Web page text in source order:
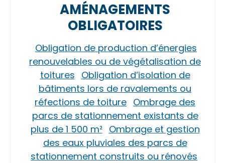
AMÉNAGEMENTS
OBLIGATOIRES
Obligation de production d’énergies
renouvelables ou de végétalisation de
toitures Obligation d’isolation de
bâtiments lors de ravalements ou
réfections de toiture Ombrage des
parcs de stationnement existants de
plus de 1 500 m² Ombrage et gestion
des eaux pluviales des parcs de
stationnement construits ou rénovés